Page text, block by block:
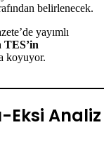
belirlenecek.
yayımlı
TES’in
koyuyor.
Eksi Analiz